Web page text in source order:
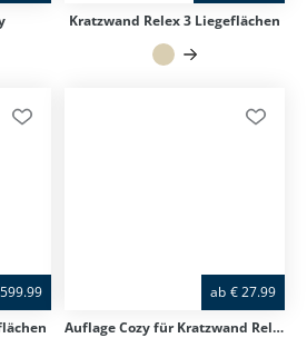
Kratzwand Relex 3 Liegeflächen
599.99
ab €27.99
Auflage Cozy für Kratzwand Relex & Grippy